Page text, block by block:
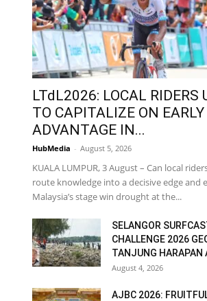
LTdL2026: LOCAL RIDERS
TO CAPITALIZE ON EARLY
ADVANTAGE IN...
HubMedia - August 5, 2026
KUALA LUMPUR, 3 August – Can local
route knowledge into a decisive edge and
Malaysia’s stage win drought at the...
SELANGOR
CHALLENGE 2026
TANJUNG HARAPAN
August 4, 2026
AJBC 2026: